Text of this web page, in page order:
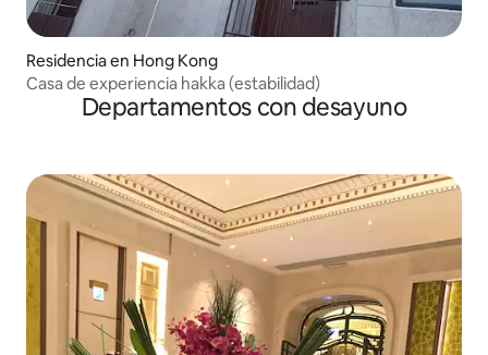
Residencia en Hong Kong
Casa de experiencia hakka (estabilidad)
Departamentos con desayuno